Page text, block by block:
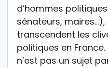
d’hommes
sénateurs,
transcendent les
politiques en
n’est pas un sujet